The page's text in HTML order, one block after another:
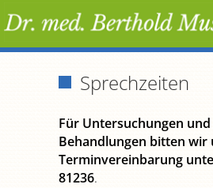
Sprechzeiten
Für Untersuchungen und
Behandlungen bitten wir
Terminvereinbarung
81236.